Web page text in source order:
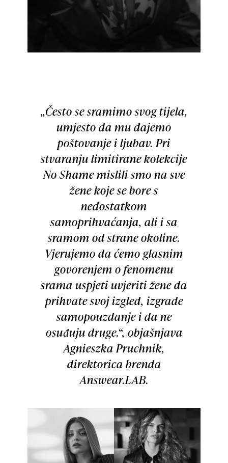
„Često se sramimo svog tijela,
umjesto da mu dajemo
poštovanje i ljubav. Pri
stvaranju limitirane kolekcije
No Shame mislili smo na sve
žene koje se bore s
nedostatkom
samoprihvaćanja, ali i sa
sramom od strane okoline.
Vjerujemo da ćemo glasnim
govorenjem o fenomenu
srama uspjeti uvjeriti žene da
prihvate svoj izgled, izgrade
samopouzdanje i da ne
osuđuju druge.“, objašnjava
Agnieszka Pruchnik,
direktorica brenda
Answear.LAB.